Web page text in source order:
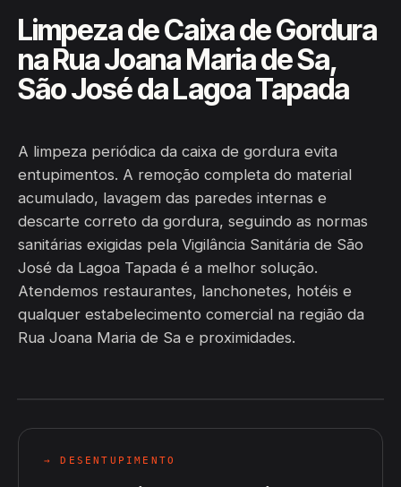
Limpeza de Caixa de Gordura
na Rua Joana Maria de Sa,
São José da Lagoa Tapada
A limpeza periódica da caixa de gordura evita
entupimentos. A remoção completa do material
acumulado, lavagem das paredes internas e
descarte correto da gordura, seguindo as normas
sanitárias exigidas pela Vigilância Sanitária de São
José da Lagoa Tapada é a melhor solução.
Atendemos restaurantes, lanchonetes, hotéis e
qualquer estabelecimento comercial na região da
Rua Joana Maria de Sa e proximidades.
→ DESENTUPIMENTO